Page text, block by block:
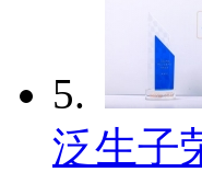
5.
泛生子